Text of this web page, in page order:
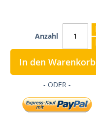
Anzahl
In den Warenkorb